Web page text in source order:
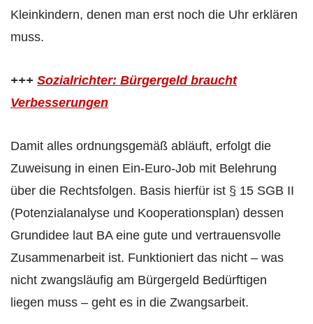
Kleinkindern, denen man erst noch die Uhr erklären
muss.
+++ Sozialrichter: Bürgergeld braucht
Verbesserungen
Damit alles ordnungsgemäß abläuft, erfolgt die
Zuweisung in einen Ein-Euro-Job mit Belehrung
über die Rechtsfolgen. Basis hierfür ist § 15 SGB II
(Potenzialanalyse und Kooperationsplan) dessen
Grundidee laut BA eine gute und vertrauensvolle
Zusammenarbeit ist. Funktioniert das nicht – was
nicht zwangsläufig am Bürgergeld Bedürftigen
liegen muss – geht es in die Zwangsarbeit.